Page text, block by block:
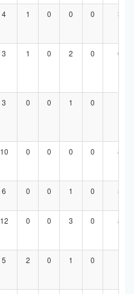
4 1 0 0 0 3
3 1 0 2 0 0
3 0 0 1 0
10 0 0 0 0 8
6 0 0 1 0 5
12 0 0 3 0 8
5 2 0 1 0